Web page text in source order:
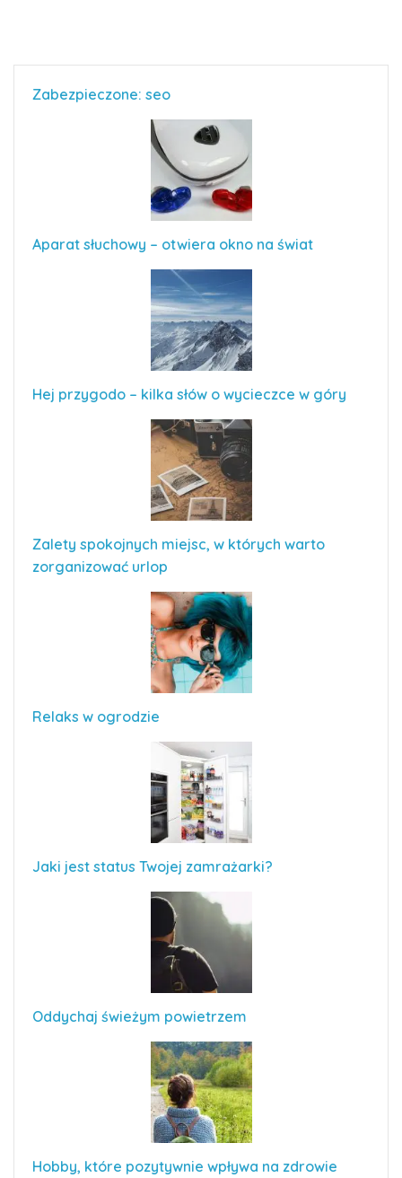
Zabezpieczone: seo
Aparat słuchowy – otwiera okno na świat
Hej przygodo – kilka słów o wycieczce w góry
Zalety spokojnych miejsc, w których warto
zorganizować urlop
Relaks w ogrodzie
Jaki jest status Twojej zamrażarki?
Oddychaj świeżym powietrzem
Hobby, które pozytywnie wpływa na zdrowie